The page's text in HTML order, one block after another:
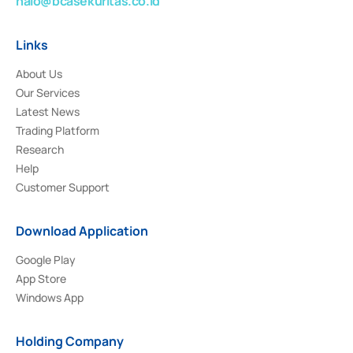
Links
About Us
Our Services
Latest News
Trading Platform
Research
Help
Customer Support
Download Application
Google Play
App Store
Windows App
Holding Company